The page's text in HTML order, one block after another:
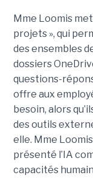
Mme Loomis
projets », qui
des ensembles
dossiers
questions-
offre aux
besoin, alors
des outils
elle. Mme
présenté l’IA
capacités